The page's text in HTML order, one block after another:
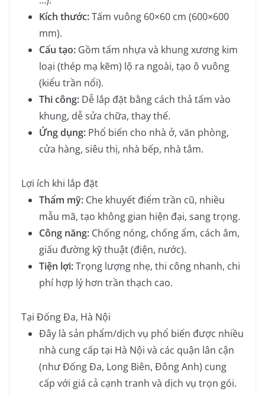
Kích thước:Tấm vuông 60×60 cm (600×600
mm).
Cấu tạo: Gồm tấm nhựa và khung xương kim
loại (thép mạ kẽm) lộ ra ngoài, tạo ô vuông
(kiểu trần nổi).
Thi công: Dễ lắp đặt bằng cách thả tấm vào
khung, dễ sửa chữa, thay thế.
Ứng dụng: Phổ biến cho nhà ở, văn phòng,
cửa hàng, siêu thị, nhà bếp, nhà tắm.
Lợi ích khi lắp đặt
Thẩm mỹ: Che khuyết điểm trần cũ, nhiều
mẫu mã, tạo không gian hiện đại, sang trọng.
Công năng: Chống nóng, chống ẩm, cách âm,
giấu đường kỹ thuật (điện, nước).
Tiện lợi:Trọng lượng nhẹ, thi công nhanh, chi
phí hợp lý hơn trần thạch cao.
Tại Đống Đa, Hà Nội
Đây là sản phẩm/dịch vụ phổ biến được nhiều
nhà cung cấp tại Hà Nội và các quận lân cận
(như Đống Đa, Long Biên, Đông Anh) cung
cấp với giá cả cạnh tranh và dịch vụ trọn gói.